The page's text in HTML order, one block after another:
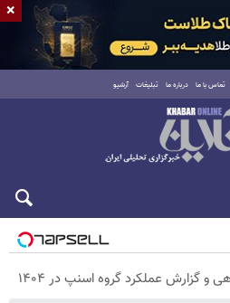
تماس با ما درباره ما تبلیغات آرشیو
و گزارش عملکرد گروه اسنپ در ۱۴۰۴
×